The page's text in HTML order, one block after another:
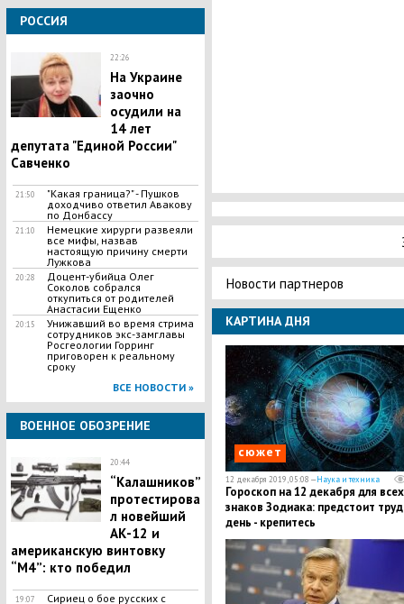
РОССИЯ
22:26
​На Украине
заочно
осудили на
14 лет
депутата "Единой России"
Савченко
21:50
"Какая граница?" - Пушков
доходчиво ответил Авакову
по Донбассу
21:10
​Немецкие хирурги развеяли
все мифы, назвав
настоящую причину смерти
Лужкова
20:28
​Доцент-убийца Олег
Соколов собрался
откупиться от родителей
Анастасии Ещенко
20:15
​Унижавший во время стрима
сотрудников экс-замглавы
Росгеологии Горринг
приговорен к реальному
сроку
ВСЕ НОВОСТИ »
ВОЕННОЕ ОБОЗРЕНИЕ
20:44
​“Калашников”
протестирова
л новейший
АК-12 и
американскую винтовку
“М4”: кто победил
19:07
Сириец о бое русских с
Новости партнеров
КАРТИНА ДНЯ
сюжет
12 декабря 2019, 05:08 —Наука и техника
Гороскоп на 12 декабря для всех
знаков Зодиака: предстоит
день - крепитесь